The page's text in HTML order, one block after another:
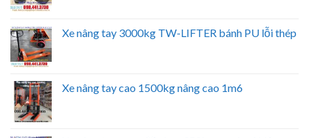
Xe nâng tay 3000kg TW-LIFTER bánh PU lỗi thép
Xe nâng tay cao 1500kg nâng cao 1m6